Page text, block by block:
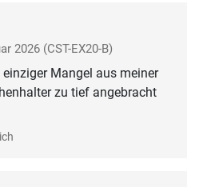
2026 (CST-EX20-B)
Mangel aus meiner
zu tief angebracht